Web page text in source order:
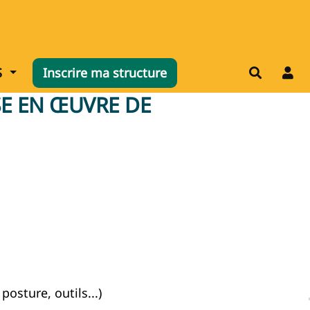
Afficher le menu
Inscrire ma structure
EN ŒUVRE DE
outils...)